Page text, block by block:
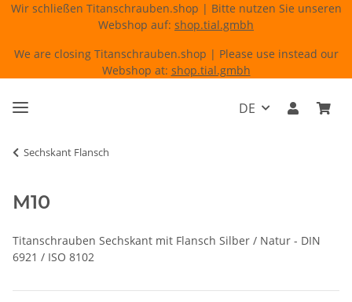
Wir schließen Titanschrauben.shop | Bitte nutzen Sie unseren
Webshop auf: shop.tial.gmbh
We are closing Titanschrauben.shop | Please use instead our
Webshop at: shop.tial.gmbh
DE
Sechskant Flansch
M10
Titanschrauben Sechskant mit Flansch Silber / Natur - DIN
6921 / ISO 8102